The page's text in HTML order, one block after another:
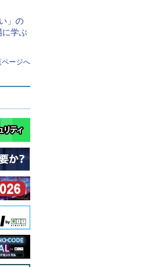
」の
学ぶ
ページへ